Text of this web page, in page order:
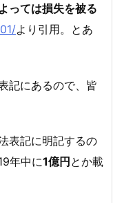
っては損失を被る
より引用。とあ
記にあるので、皆
表記に明記するの
年中に1億円 とか載